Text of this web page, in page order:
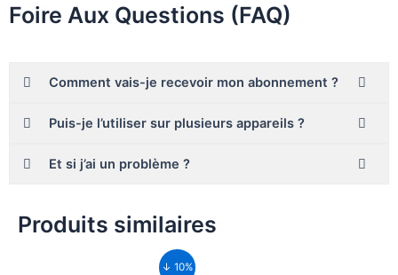
Foire Aux Questions (FAQ)
Comment vais-je recevoir mon abonnement ?
Puis-je l’utiliser sur plusieurs appareils ?
Et si j’ai un problème ?
Produits similaires
↓ 10%